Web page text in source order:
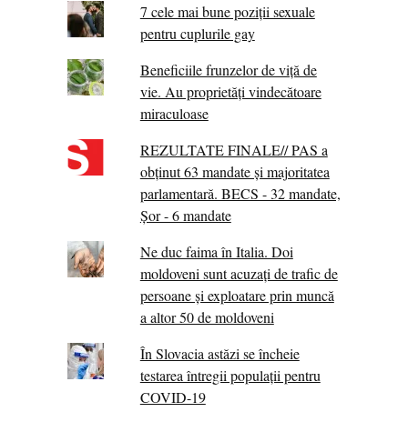
7 cele mai bune poziții sexuale
pentru cuplurile gay
Beneficiile frunzelor de viță de
vie. Au proprietăţi vindecătoare
miraculoase
REZULTATE FINALE// PAS a
obținut 63 mandate și majoritatea
parlamentară. BECS - 32 mandate,
Șor - 6 mandate
Ne duc faima în Italia. Doi
moldoveni sunt acuzați de trafic de
persoane și exploatare prin muncă
a altor 50 de moldoveni
În Slovacia astăzi se încheie
testarea întregii populații pentru
COVID-19